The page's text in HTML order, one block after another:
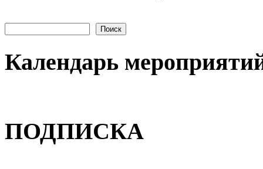
Календарь
ПОДПИСКА